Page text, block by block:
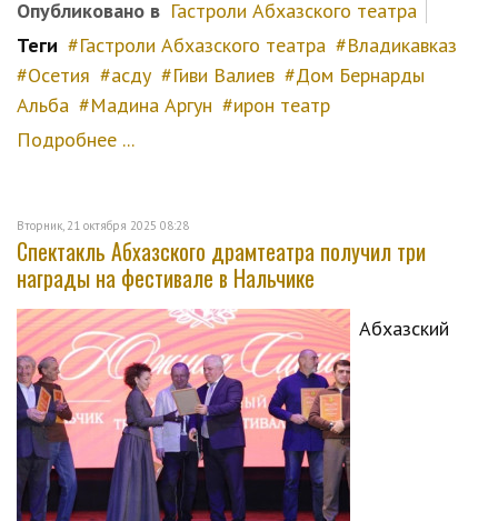
Опубликовано в Гастроли Абхазского театра
Теги
Гастроли Абхазского театра
Владикавказ
Осетия
асду Гиви Валиев
Дом Бернарды
Альба
Мадина Аргун
ирон театр
Подробнее ...
Вторник, 21 октября 2025 08:28
Спектакль Абхазского драмтеатра получил три
награды на фестивале в Нальчике
Абхазский